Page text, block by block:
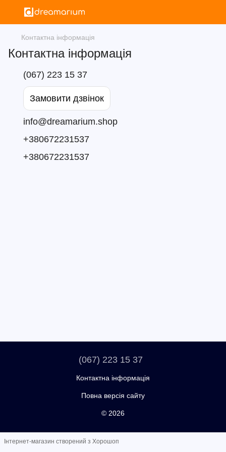
Контактна інформація
Контактна інформація
(067) 223 15 37
Замовити дзвінок
info@dreamarium.shop
+380672231537
+380672231537
(067) 223 15 37
Контактна інформація
Повна версія сайту
© 2026
Інтернет-магазин створений з Хорошоп